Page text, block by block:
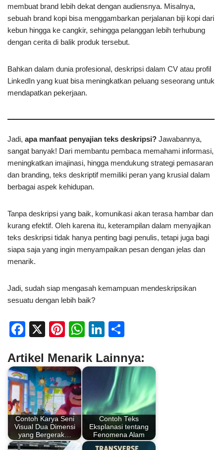
membuat brand lebih dekat dengan audiensnya. Misalnya,
sebuah brand kopi bisa menggambarkan perjalanan biji kopi dari
kebun hingga ke cangkir, sehingga pelanggan lebih terhubung
dengan cerita di balik produk tersebut.
Bahkan dalam dunia profesional, deskripsi dalam CV atau profil
LinkedIn yang kuat bisa meningkatkan peluang seseorang untuk
mendapatkan pekerjaan.
Jadi, apa manfaat penyajian teks deskripsi? Jawabannya,
sangat banyak! Dari membantu pembaca memahami informasi,
meningkatkan imajinasi, hingga mendukung strategi pemasaran
dan branding, teks deskriptif memiliki peran yang krusial dalam
berbagai aspek kehidupan.
Tanpa deskripsi yang baik, komunikasi akan terasa hambar dan
kurang efektif. Oleh karena itu, keterampilan dalam menyajikan
teks deskripsi tidak hanya penting bagi penulis, tetapi juga bagi
siapa saja yang ingin menyampaikan pesan dengan jelas dan
menarik.
Jadi, sudah siap mengasah kemampuan mendeskripsikan
sesuatu dengan lebih baik?
F
c
e
b
o
o
k
X
Pi
er
e
st
W
at
A
p
p
Li
k
dI
n
ar
e
Artikel Menarik Lainnya:
Contoh Karya Seni
Visual Dua Dimensi
yang Bergerak…
Contoh Teks
Eksplanasi tentang
Fenomena Alam